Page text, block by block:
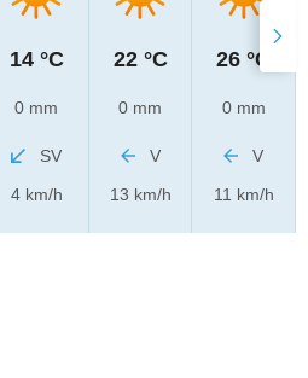
14 °C
0 mm
SV
4 km/h
22 °C
0 mm
V
13 km/h
26 °C
0 mm
V
11 km/h